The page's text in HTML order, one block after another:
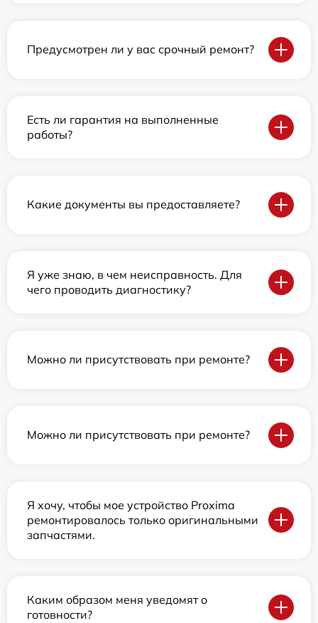
Предусмотрен ли у вас срочный ремонт?
Есть ли гарантия на выполненные
работы?
Какие документы вы предоставляете?
Я уже знаю, в чем неисправность. Для
чего проводить диагностику?
Можно ли присутствовать при ремонте?
Можно ли присутствовать при ремонте?
Я хочу, чтобы мое устройство Proxima
ремонтировалось только оригинальными
запчастями.
Каким образом меня уведомят о
готовности?